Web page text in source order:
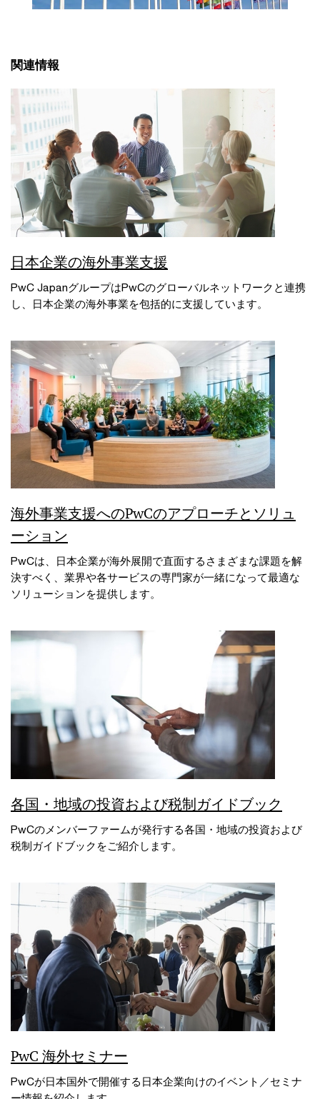
関連情報
日本企業の海外事業支援
PwC JapanグループはPwCのグローバルネットワークと連携
し、日本企業の海外事業を包括的に支援しています。
海外事業支援へのPwCのアプローチとソリュ
ーション
PwCは、日本企業が海外展開で直面するさまざまな課題を解
決すべく、業界や各サービスの専門家が一緒になって最適な
ソリューションを提供します。
各国・地域の投資および税制ガイドブック
PwCのメンバーファームが発行する各国・地域の投資および
税制ガイドブックをご紹介します。
PwC 海外セミナー
PwCが日本国外で開催する日本企業向けのイベント／セミナ